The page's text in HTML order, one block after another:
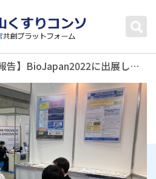
【出展報告】BioJapan2022に出展しました